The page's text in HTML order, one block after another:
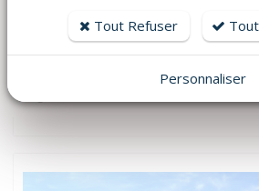
du port d'Hyères.
À très bientôt sur l'eau.
Tout Refuser
Personnaliser